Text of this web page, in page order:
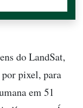
do LandSat,
pixel, para
em 51